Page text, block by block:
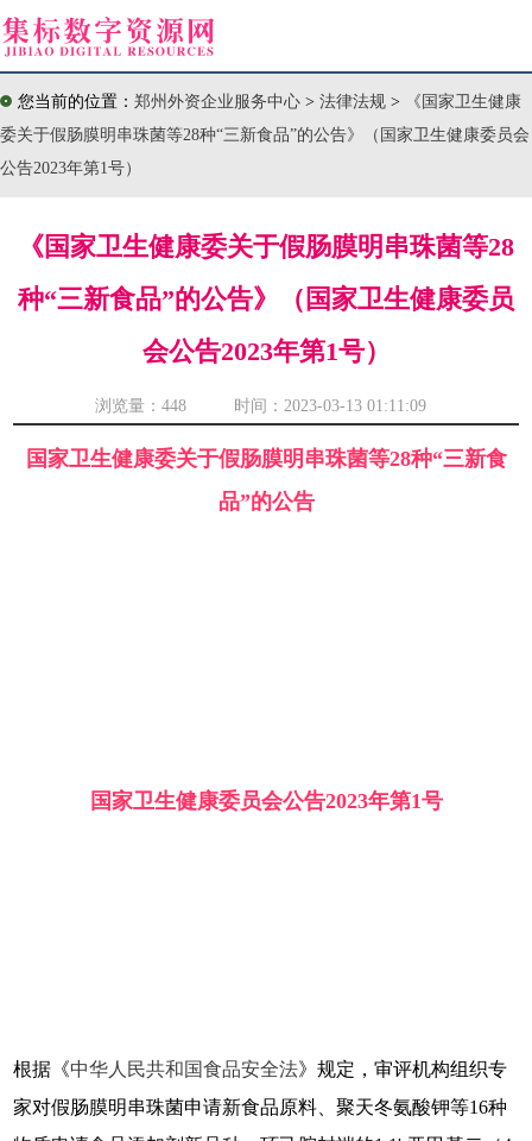
您当前的位置： 郑州外资企业服务中心 > 法律法规 >
《国家卫生健康
委关于假肠膜明串珠菌等28种“三新食品”的公告》（国家卫生健康委员会
公告2023年第1号）
《国家卫生健康委关于假肠膜明串珠菌等28
种“三新食品”的公告》（国家卫生健康委员
会公告2023年第1号）
浏览量： 448 时间：2023-03-13 01:11:09
国家卫生健康委关于假肠膜明串珠菌等28种“三新食
品”的公告
国家卫生健康委员会公告2023年第1号
根据《中华人民共和国食品安全法》规定，审评机构组织专
家对假肠膜明串珠菌申请新食品原料、聚天冬氨酸钾等16种